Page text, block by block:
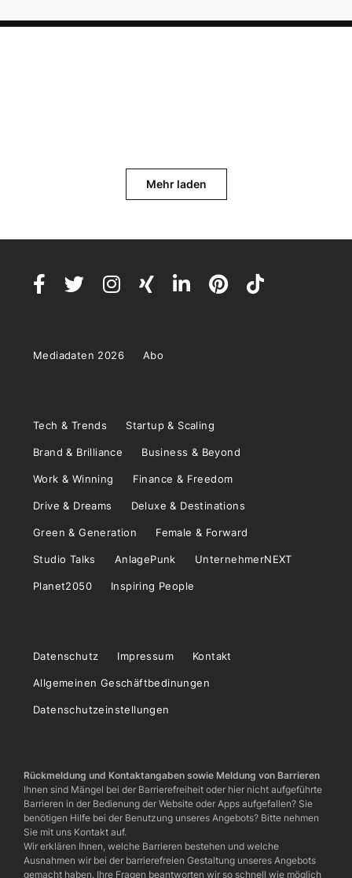
Mehr laden
Mediadaten 2026 Abo
Tech & Trends Startup & Scaling
Brand & Brilliance Business & Beyond
Work & Winning Finance & Freedom
Drive & Dreams Deluxe & Destinations
Green & Generation Female & Forward
Studio Talks AnlagePunk UnternehmerNEXT
Planet2050 Inspiring People
Datenschutz Impressum Kontakt
Allgemeinen Geschäftbedinungen
Datenschutzeinstellungen
Rückmeldung und Kontaktangaben sowie Meldung von Barrieren
Ihnen sind Mängel bei der Barrierefreiheit oder hier nicht aufgeführte
Barrieren in der Bedienung der Website oder Apps aufgefallen? Sie
benötigen Hilfe bei der Benutzung unseres Angebots? Bitte nehmen
Sie mit uns Kontakt auf.
Wir erklären Ihnen, welche Barrieren bestehen und welche
Ausnahmen wir bei der barrierefreien Gestaltung unseres Angebots
gemacht haben. Ihre Fragen beantworten wir so schnell wie möglich